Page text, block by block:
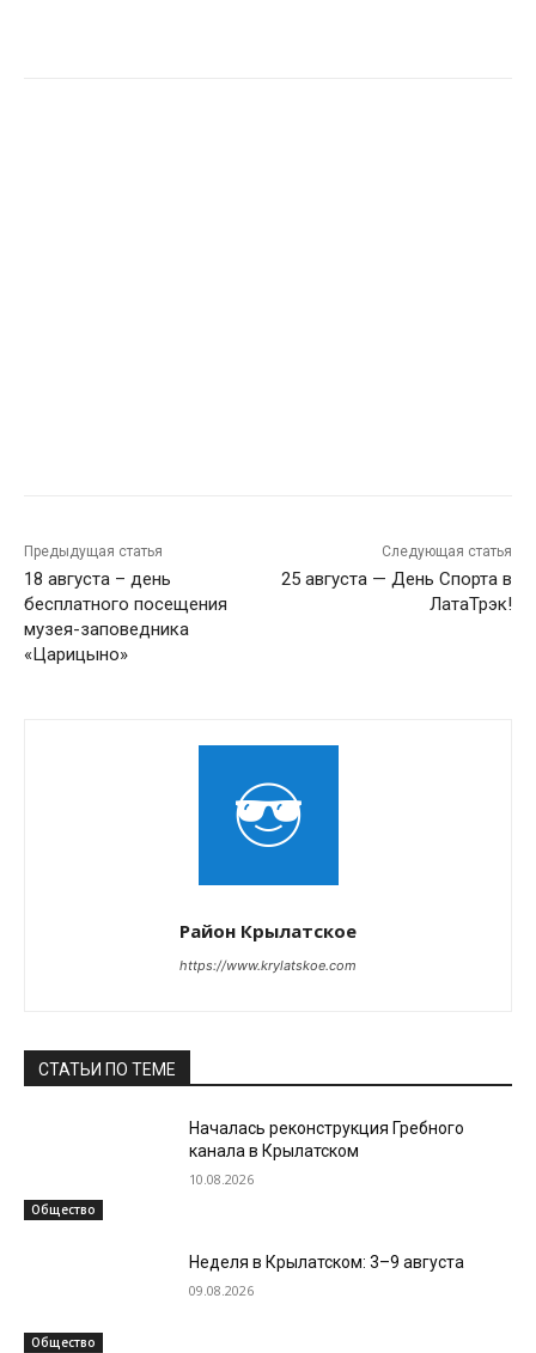
Предыдущая статья
18 августа – день
бесплатного посещения
музея-заповедника
«Царицыно»
Следующая статья
25 августа — День Спорта в
ЛатаТрэк!
Район Крылатское
https://www.krylatskoe.com
СТАТЬИ ПО ТЕМЕ
Общество
Началась реконструкция Гребного
канала в Крылатском
10.08.2026
Общество
Неделя в Крылатском: 3–9 августа
09.08.2026